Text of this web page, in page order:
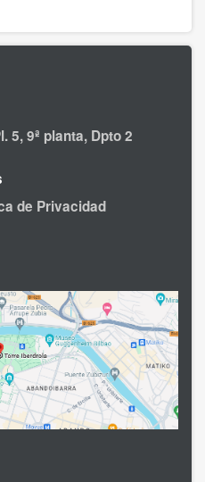
5, 9ª planta, Dpto 2
de Privacidad